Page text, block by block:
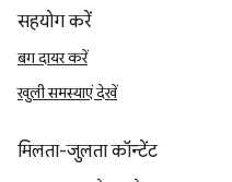
सहयोग करें
बग दायर करें
खुली समस्याएं देखें
मिलता-जुलता कॉन्टेंट